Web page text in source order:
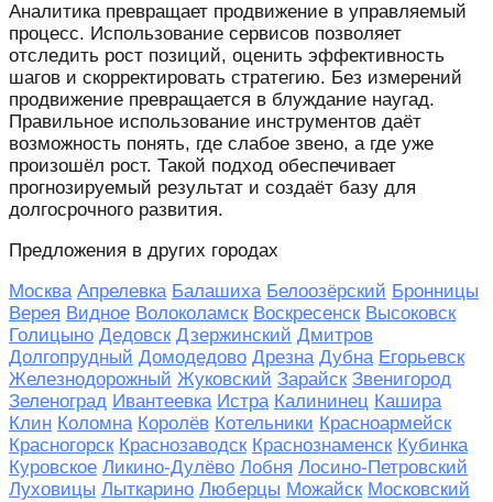
Аналитика превращает продвижение в управляемый
процесс. Использование сервисов позволяет
отследить рост позиций, оценить эффективность
шагов и скорректировать стратегию. Без измерений
продвижение превращается в блуждание наугад.
Правильное использование инструментов даёт
возможность понять, где слабое звено, а где уже
произошёл рост. Такой подход обеспечивает
прогнозируемый результат и создаёт базу для
долгосрочного развития.
Предложения в других городах
Москва Апрелевка Балашиха Белоозёрский Бронницы
Верея Видное Волоколамск Воскресенск Высоковск
Голицыно Дедовск Дзержинский Дмитров
Долгопрудный Домодедово Дрезна Дубна Егорьевск
Железнодорожный Жуковский Зарайск Звенигород
Зеленоград Ивантеевка Истра Калининец Кашира
Клин Коломна Королёв Котельники Красноармейск
Красногорск Краснозаводск Краснознаменск Кубинка
Куровское Ликино-Дулёво Лобня Лосино-Петровский
Луховицы Лыткарино Люберцы Можайск Московский